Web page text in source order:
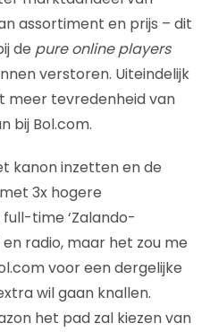
assortiment en prijs – dit
de pure online players
verstoren. Uiteindelijk
meer tevredenheid van
bij Bol.com.
kanon inzetten en de
3x hogere
time ‘Zalando-
radio, maar het zou me
voor een dergelijke
wil gaan knallen.
het pad zal kiezen van